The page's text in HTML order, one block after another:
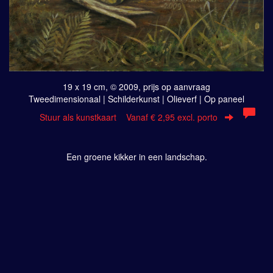
19 x 19 cm, © 2009, prijs op aanvraag
Tweedimensionaal | Schilderkunst | Olieverf | Op paneel
Stuur als kunstkaart Vanaf € 2,95 excl. porto
Een groene kikker in een landschap.